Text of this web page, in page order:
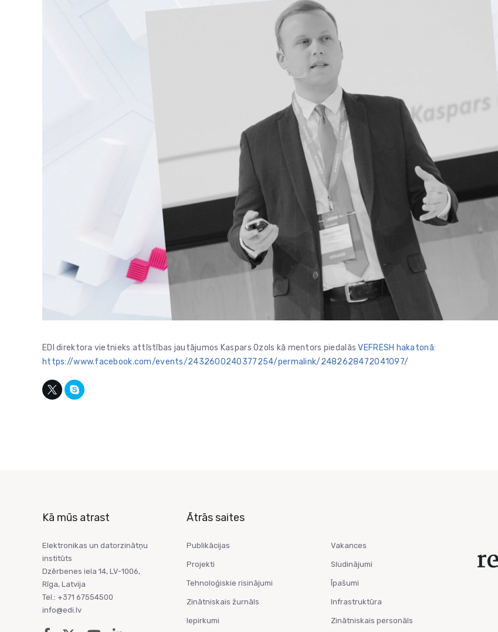
EDI direktora vietnieks attīstības jautājumos Kaspars Ozols kā mentors piedalāsVEFRESH hakatonā:
https://www.facebook.com/events/2432600240377254/permalink/2482628472041097/
Kā mūs atrast
Elektronikas un datorzinātņu
institūts
Dzērbenes iela 14, LV-1006,
Rīga, Latvija
Tel.: +371 67554500
info@edi.lv
Ātrās saites
Publikācijas
Projekti
Tehnoloģiskie risinājumi
Zinātniskais žurnāls
Iepirkumi
Vakances
Sludinājumi
Īpašumi
Infrastruktūra
Zinātniskais personāls